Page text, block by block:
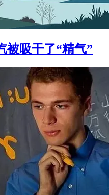
被吸干了“精气”